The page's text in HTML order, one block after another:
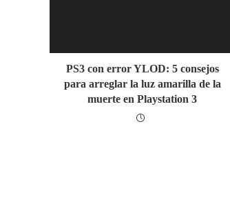
PS3 con error YLOD: 5 consejos
para arreglar la luz amarilla de la
muerte en Playstation 3